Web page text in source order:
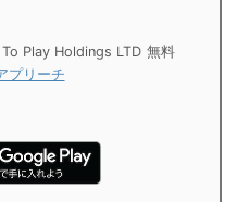
Play Holdings LTD 無料
プリーチ